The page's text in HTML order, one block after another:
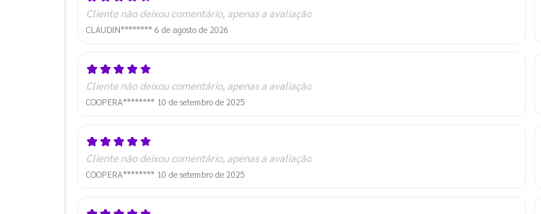
Cliente não deixou comentário, apenas a avaliação
CLAUDIN******** 6 de agosto de 2026
Cliente não deixou comentário, apenas a avaliação
COOPERA******** 10 de setembro de 2025
Cliente não deixou comentário, apenas a avaliação
COOPERA******** 10 de setembro de 2025